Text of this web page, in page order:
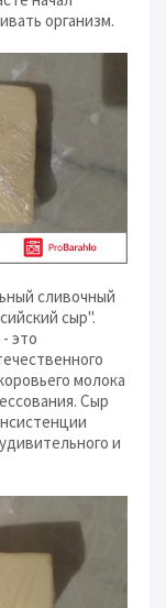
организм.
сливочный
сыр".
это
молока
Сыр
и